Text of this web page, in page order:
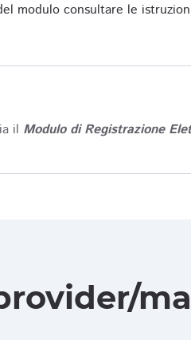
modulo consultare le
il Modulo di Registrazione